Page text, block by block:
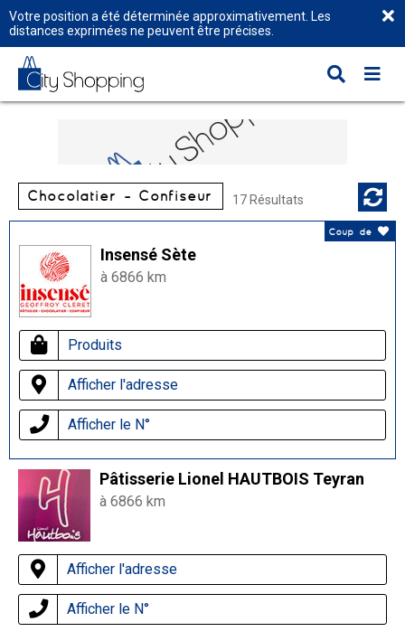
Votre position a été déterminée approximativement. Les
distances exprimées ne peuvent être précises.
Chocolatier - Confiseur 17 Résultats
Coup de
Insensé Sète
à 6866 km
Produits
Afficher l'adresse
Afficher le N°
Pâtisserie Lionel HAUTBOIS Teyran
à 6866 km
Afficher l'adresse
Afficher le N°